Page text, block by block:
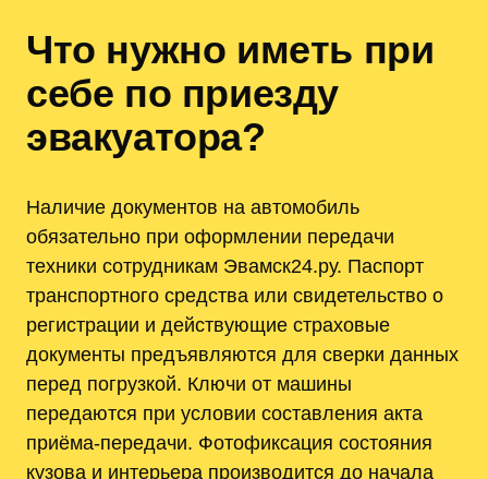
Что нужно иметь при
себе по приезду
эвакуатора?
Наличие документов на автомобиль
обязательно при оформлении передачи
техники сотрудникам Эвамск24.ру. Паспорт
транспортного средства или свидетельство о
регистрации и действующие страховые
документы предъявляются для сверки данных
перед погрузкой. Ключи от машины
передаются при условии составления акта
приёма-передачи. Фотофиксация состояния
кузова и интерьера производится до начала